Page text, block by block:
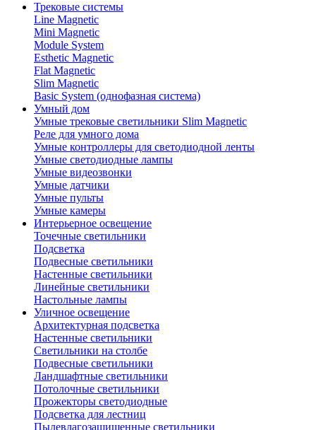
Трековые системы
Line Magnetic
Mini Magnetic
Module System
Esthetic Magnetic
Flat Magnetic
Slim Magnetic
Basic System (однофазная система)
Умный дом
Умные трековые светильники Slim Magnetic
Реле для умного дома
Умные контроллеры для светодиодной ленты
Умные светодиодные лампы
Умные видеозвонки
Умные датчики
Умные пульты
Умные камеры
Интерьерное освещение
Точечные светильники
Подсветка
Подвесные светильники
Настенные светильники
Линейные светильники
Настольные лампы
Уличное освещение
Архитектурная подсветка
Настенные светильники
Светильники на столбе
Подвесные светильники
Ландшафтные светильники
Потолочные светильники
Прожекторы светодиодные
Подсветка для лестниц
Пылевлагозащищенные светильники